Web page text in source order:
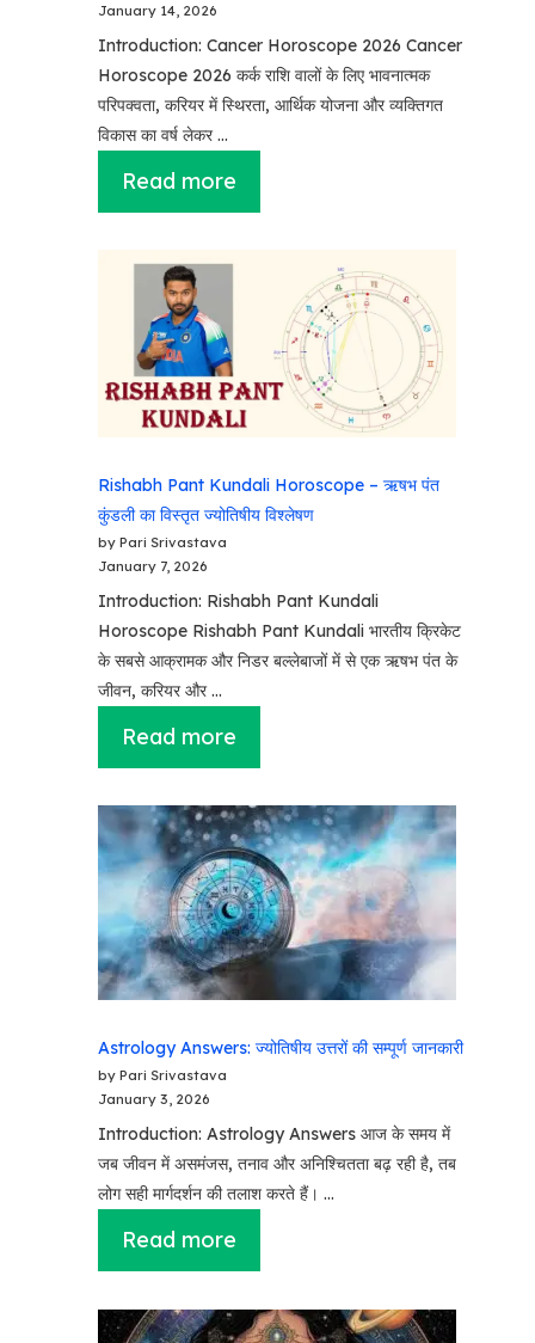
January 14, 2026
Introduction: Cancer Horoscope 2026 Cancer
Horoscope 2026 कर्क राशि वालों के लिए भावनात्मक
परिपक्वता, करियर में स्थिरता, आर्थिक योजना और व्यक्तिगत
विकास का वर्ष लेकर …
Read more
Rishabh Pant Kundali Horoscope – ऋषभ पंत
कुंडली का विस्तृत ज्योतिषीय विश्लेषण
by Pari Srivastava
January 7, 2026
Introduction: Rishabh Pant Kundali
Horoscope Rishabh Pant Kundali भारतीय क्रिकेट
के सबसे आक्रामक और निडर बल्लेबाजों में से एक ऋषभ पंत के
जीवन, करियर और …
Read more
Astrology Answers: ज्योतिषीय उत्तरों की सम्पूर्ण जानकारी
by Pari Srivastava
January 3, 2026
Introduction: Astrology Answers आज के समय में
जब जीवन में असमंजस, तनाव और अनिश्चितता बढ़ रही है, तब
लोग सही मार्गदर्शन की तलाश करते हैं। …
Read more